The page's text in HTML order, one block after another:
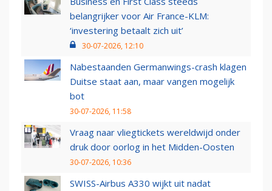
belangrijker voor Air France-KLM:
‘investering betaalt zich uit’
30-07-2026, 12:10
Nabestaanden Germanwings-crash klagen
Duitse staat aan, maar vangen mogelijk
bot
30-07-2026, 11:58
Vraag naar vliegtickets wereldwijd onder
druk door oorlog in het Midden-Oosten
30-07-2026, 10:36
SWISS-Airbus A330 wijkt uit nadat